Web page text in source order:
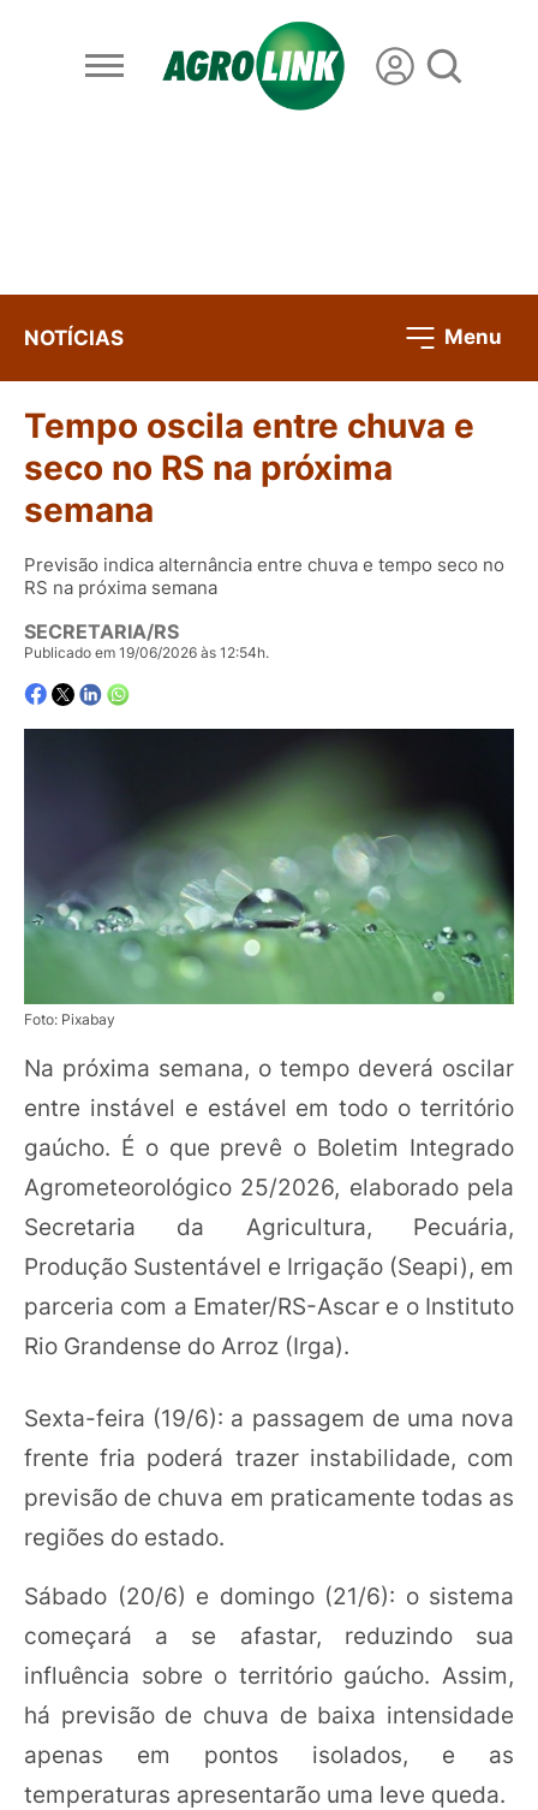
NOTÍCIAS Menu
Tempo oscila entre chuva e
seco no RS na próxima
semana
Previsão indica alternância entre chuva e tempo seco no
RS na próxima semana
SECRETARIA/RS
Publicado em 19/06/2026 às 12:54h.
Foto: Pixabay
Na próxima semana, o tempo deverá oscilar
entre instável e estável em todo o território
gaúcho. É o que prevê o Boletim Integrado
Agrometeorológico 25/2026, elaborado pela
Secretaria da Agricultura, Pecuária,
Produção Sustentável e Irrigação (Seapi), em
parceria com a Emater/RS-Ascar e o Instituto
Rio Grandense do Arroz (Irga).
Sexta-feira (19/6): a passagem de uma nova
frente fria poderá trazer instabilidade, com
previsão de chuva em praticamente todas as
regiões do estado.
Sábado (20/6) e domingo (21/6): o sistema
começará a se afastar, reduzindo sua
influência sobre o território gaúcho. Assim,
há previsão de chuva de baixa intensidade
apenas em pontos isolados, e as
temperaturas apresentarão uma leve queda.